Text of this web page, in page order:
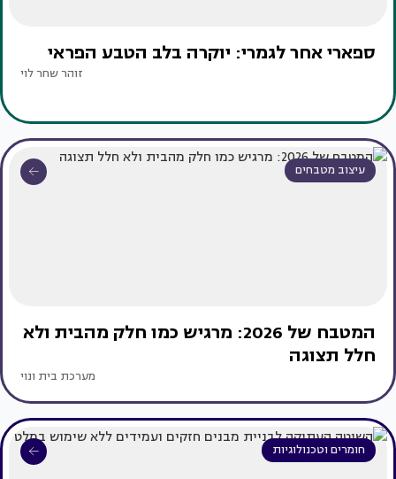
ספארי אחר לגמרי: יוקרה בלב הטבע הפראי
זוהר שחר לוי
עיצוב מטבחים
המטבח של 2026: מרגיש כמו חלק מהבית ולא
חלל תצוגה
מערכת בית ונוי
חומרים וטכנולוגיות